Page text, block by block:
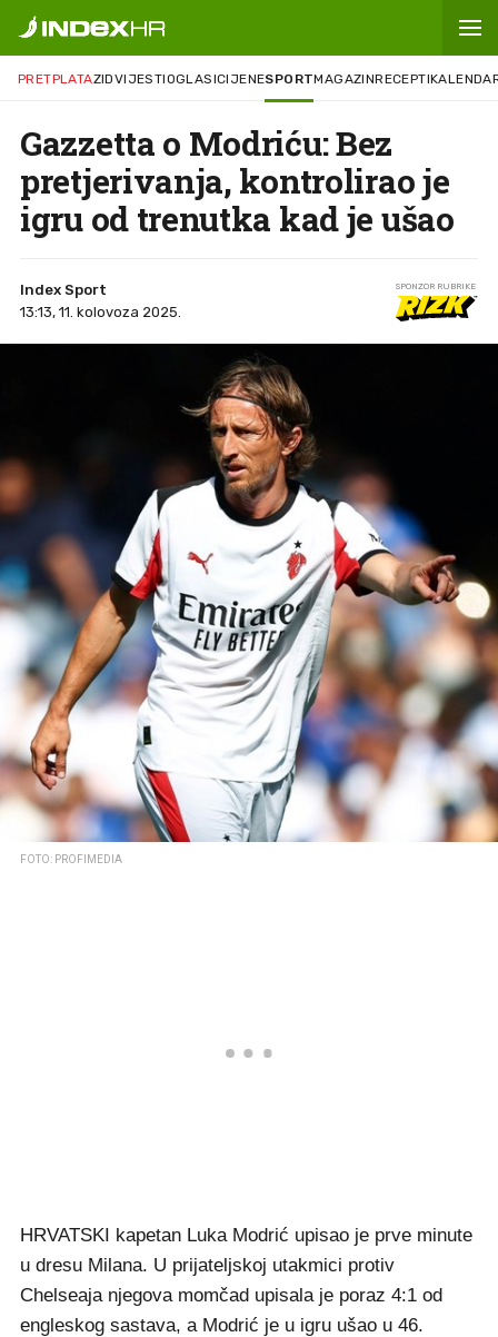
PRETPLATAZIDVIJESTIOGLASICIJENESPORTMAGAZINRECEPTI
Gazzetta o Modriću: Bez
pretjerivanja, kontrolirao je
igru od trenutka kad je ušao
Index Sport
13:13, 11. kolovoza 2025.
SPONZOR RUBRIKE
FOTO: PROFIMEDIA
HRVATSKI kapetan Luka Modrić upisao je prve minute
u dresu Milana. U prijateljskoj utakmici protiv
Chelseaja njegova momčad upisala je poraz 4:1 od
engleskog sastava, a Modrić je u igru ušao u 46.